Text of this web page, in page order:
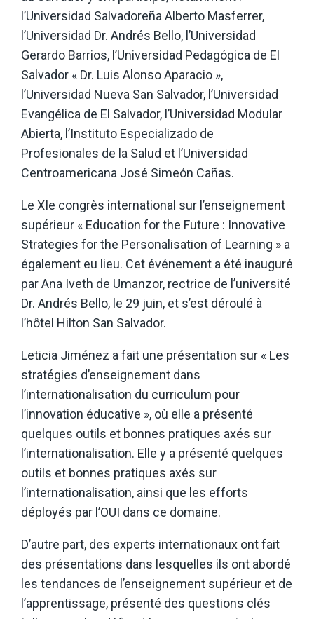
l’Universidad Salvadoreña Alberto Masferrer,
l’Universidad Dr. Andrés Bello, l’Universidad
Gerardo Barrios, l’Universidad Pedagógica de El
Salvador « Dr. Luis Alonso Aparacio »,
l’Universidad Nueva San Salvador, l’Universidad
Evangélica de El Salvador, l’Universidad Modular
Abierta, l’Instituto Especializado de
Profesionales de la Salud et l’Universidad
Centroamericana José Simeón Cañas.
Le XIe congrès international sur l’enseignement
supérieur « Education for the Future : Innovative
Strategies for the Personalisation of Learning » a
également eu lieu. Cet événement a été inauguré
par Ana Iveth de Umanzor, rectrice de l’université
Dr. Andrés Bello, le 29 juin, et s’est déroulé à
l’hôtel Hilton San Salvador.
Leticia Jiménez a fait une présentation sur « Les
stratégies d’enseignement dans
l’internationalisation du curriculum pour
l’innovation éducative », où elle a présenté
quelques outils et bonnes pratiques axés sur
l’internationalisation. Elle y a présenté quelques
outils et bonnes pratiques axés sur
l’internationalisation, ainsi que les efforts
déployés par l’OUI dans ce domaine.
D’autre part, des experts internationaux ont fait
des présentations dans lesquelles ils ont abordé
les tendances de l’enseignement supérieur et de
l’apprentissage, présenté des questions clés